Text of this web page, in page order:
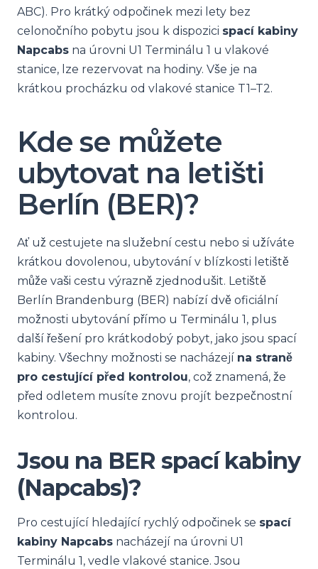
ABC). Pro krátký odpočinek mezi lety bez
celonočního pobytu jsou k dispozici spací kabiny
Napcabs na úrovni U1 Terminálu 1 u vlakové
stanice, lze rezervovat na hodiny. Vše je na
krátkou procházku od vlakové stanice T1–T2.
Kde se můžete
ubytovat na letišti
Berlín (BER)?
Ať už cestujete na služební cestu nebo si užíváte
krátkou dovolenou, ubytování v blízkosti letiště
může vaši cestu výrazně zjednodušit. Letiště
Berlín Brandenburg (BER) nabízí dvě oficiální
možnosti ubytování přímo u Terminálu 1, plus
další řešení pro krátkodobý pobyt, jako jsou spací
kabiny. Všechny možnosti se nacházejí na straně
pro cestující před kontrolou, což znamená, že
před odletem musíte znovu projít bezpečnostní
kontrolou.
Jsou na BER spací kabiny
(Napcabs)?
Pro cestující hledající rychlý odpočinek se spací
kabiny Napcabs nacházejí na úrovni U1
Terminálu 1, vedle vlakové stanice. Jsou